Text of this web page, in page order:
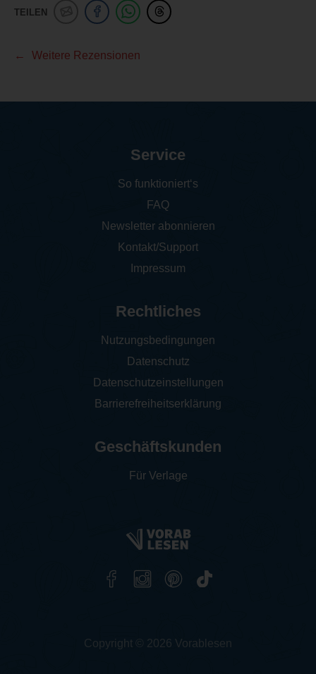
TEILEN
Weitere Rezensionen
Service
So funktioniert‘s
FAQ
Newsletter abonnieren
Kontakt/Support
Impressum
Rechtliches
Nutzungsbedingungen
Datenschutz
Datenschutzeinstellungen
Barrierefreiheitserklärung
Geschäftskunden
Für Verlage
Copyright © 2026 Vorablesen